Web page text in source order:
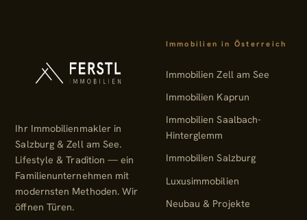
Ihr Immobilienmakler in
Salzburg & Zell am See.
Lifestyle & Tradition — ein
Familienunternehmen mit
modernsten Methoden. Wir
öffnen Türen.
Immobilien in Österreich
Immobilien Zell am See
Immobilien Kaprun
Immobilien Saalbach-
Hinterglemm
Immobilien Salzburg
Luxusimmobilien
Neubau & Projekte